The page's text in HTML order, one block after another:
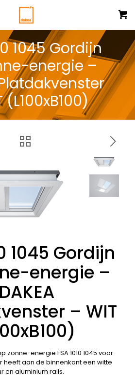
1045 Gordijn
energie –
(L100xB100)
1045 Gordijn
energie –
DAKEA
– WIT
zonne-energie FSA 1010 1045 voor
heeft aan de binnenkant een witte
en aluminium rails.